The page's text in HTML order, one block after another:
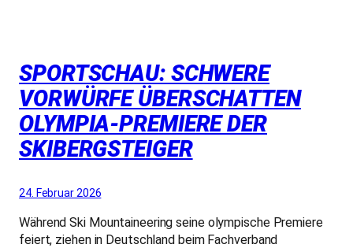
SPORTSCHAU: SCHWERE
VORWÜRFE ÜBERSCHATTEN
OLYMPIA-PREMIERE DER
SKIBERGSTEIGER
24. Februar 2026
Während Ski Mountaineering seine olympische Premiere
feiert, ziehen in Deutschland beim Fachverband